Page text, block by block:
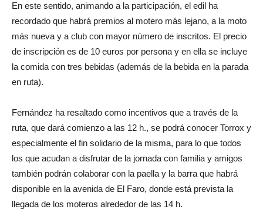
En este sentido, animando a la participación, el edil ha
recordado que habrá premios al motero más lejano, a la moto
más nueva y a club con mayor número de inscritos. El precio
de inscripción es de 10 euros por persona y en ella se incluye
la comida con tres bebidas (además de la bebida en la parada
en ruta).
Fernández ha resaltado como incentivos que a través de la
ruta, que dará comienzo a las 12 h., se podrá conocer Torrox y
especialmente el fin solidario de la misma, para lo que todos
los que acudan a disfrutar de la jornada con familia y amigos
también podrán colaborar con la paella y la barra que habrá
disponible en la avenida de El Faro, donde está prevista la
llegada de los moteros alrededor de las 14 h.